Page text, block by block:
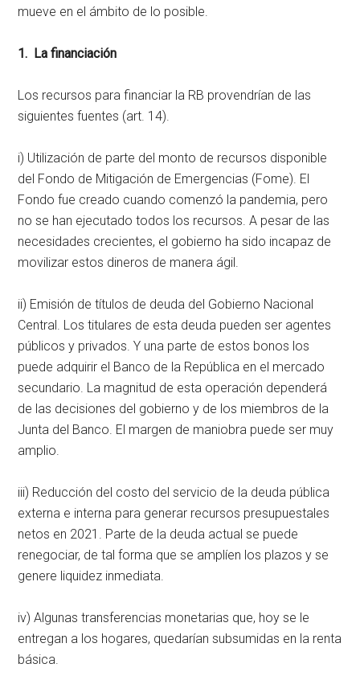
mueve en el ámbito de lo posible.
1. La financiación
Los recursos para financiar la RB provendrían de las
siguientes fuentes (art. 14).
i) Utilización de parte del monto de recursos disponible
del Fondo de Mitigación de Emergencias (Fome). El
Fondo fue creado cuando comenzó la pandemia, pero
no se han ejecutado todos los recursos. A pesar de las
necesidades crecientes, el gobierno ha sido incapaz de
movilizar estos dineros de manera ágil.
ii) Emisión de títulos de deuda del Gobierno Nacional
Central. Los titulares de esta deuda pueden ser agentes
públicos y privados. Y una parte de estos bonos los
puede adquirir el Banco de la República en el mercado
secundario. La magnitud de esta operación dependerá
de las decisiones del gobierno y de los miembros de la
Junta del Banco. El margen de maniobra puede ser muy
amplio.
iii) Reducción del costo del servicio de la deuda pública
externa e interna para generar recursos presupuestales
netos en 2021. Parte de la deuda actual se puede
renegociar, de tal forma que se amplíen los plazos y se
genere liquidez inmediata.
iv) Algunas transferencias monetarias que, hoy se le
entregan a los hogares, quedarían subsumidas en la renta
básica.